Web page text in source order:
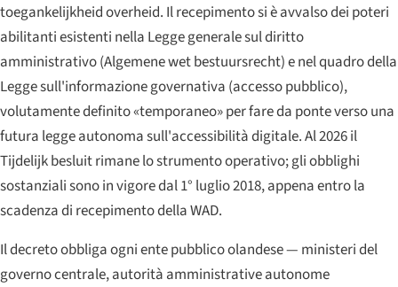
toegankelijkheid overheid. Il recepimento si è avvalso dei poteri
abilitanti esistenti nella Legge generale sul diritto
amministrativo (Algemene wet bestuursrecht) e nel quadro della
Legge sull'informazione governativa (accesso pubblico),
volutamente definito «temporaneo» per fare da ponte verso una
futura legge autonoma sull'accessibilità digitale. Al 2026 il
Tijdelijk besluit rimane lo strumento operativo; gli obblighi
sostanziali sono in vigore dal 1° luglio 2018, appena entro la
scadenza di recepimento della WAD.
Il decreto obbliga ogni ente pubblico olandese — ministeri del
governo centrale, autorità amministrative autonome